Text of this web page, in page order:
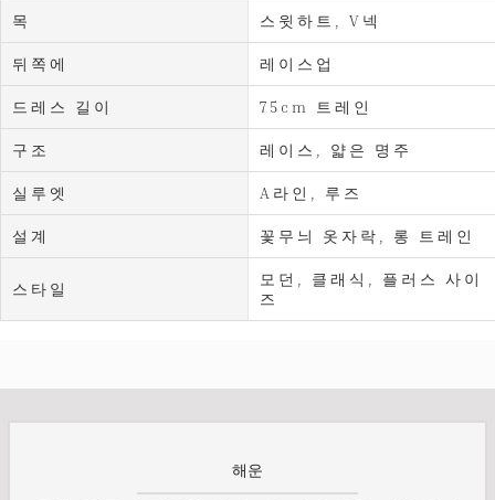
목 스윗하트, V넥
뒤쪽에 레이스업
드레스 길이 75cm 트레인
구조 레이스, 얇은 명주
실루엣 A라인, 루즈
설계 꽃무늬 옷자락, 롱 트레인
스타일
모던, 클래식, 플러스 사이
즈
해운